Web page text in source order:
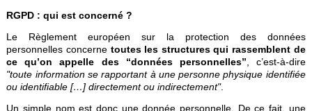
RGPD : qui est concerné ?
Le Règlement européen sur la protection des données
personnelles concerne toutes les structures qui rassemblent de
ce qu’on appelle des “données personnelles” , c’est-à-dire
"toute information se rapportant à une personne physique identifiée
ou identifiable […] directement ou indirectement".
Un simple nom est donc une donnée personnelle. De ce fait, une